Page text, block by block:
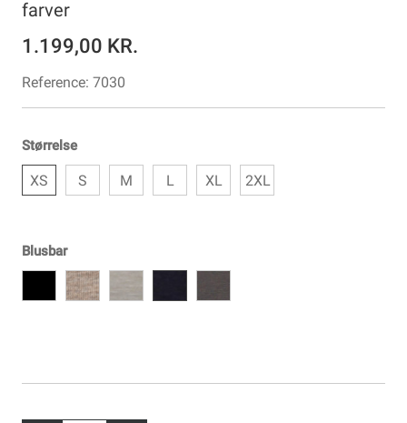
farver
1.199,00 KR.
Reference: 7030
Størrelse
XS S M L XL 2XL
Blusbar